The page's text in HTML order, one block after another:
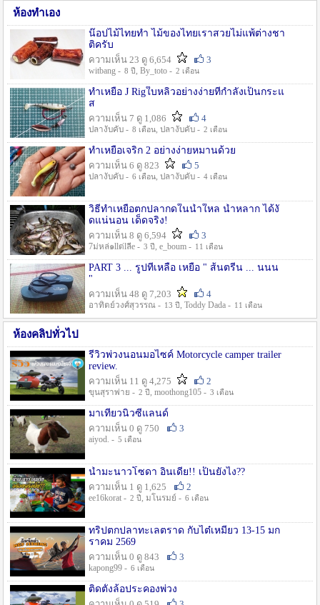
ห้องทำเอง
น๊อปไม้ไทยทำ ไม้ของไทยเราสวยไม่แพ้ต่างชา
ติครับ
ความเห็น 23 ดู 6,654
3
witbang - 8 ปี , By_toto - 2 เดือน
ทำเหยื่อ J Rigใบหลิวอย่างง่ายที่กำลังเป็นกระแ
ส
ความเห็น 7 ดู 1,086
4
ปลางับคับ - 8 เดือน, ปลางับคับ - 2 เดือน
ทำเหยื่อเจริก 2 อย่างง่ายหมานด้วย
ความเห็น 6 ดู 823
5
ปลางับคับ - 6 เดือน, ปลางับคับ - 4 เดือน
วิธีทำเหยื่อตกปลากดในน้ำใหล น้ำหลาก ได้งั
ดแน่นอน เด็ดจริง!
ความเห็น 8 ดู 6,594
3
7ม่หล่๑llต่lลีe - 3 ปี , e_boum - 11 เดือน
PART 3 ... รูปที่เหลือ เหยื่อ " ส้นตรีน ... นนน
"
ความเห็น 48 ดู 7,203
4
อาทิตย์วงศ์สุวรรณ - 13 ปี , Toddy Dada - 11 เดือน
ห้องคลิปทั่วไป
รีวิวพ่วงนอนมอไซค์ Motorcycle camper trailer
review.
ความเห็น 11 ดู 4,275
2
ขุนสุราพ่าย - 2 ปี , moothong105 - 3 เดือน
มาเที่ยวนิวซีแลนด์
ความเห็น 0 ดู 750
3
aiyod. - 5 เดือน
น้ำมะนาวโซดา อินเดีย!! เป็นยังไง??
ความเห็น 1 ดู 1,625
2
ee16korat - 2 ปี , มโนรมย์ - 6 เดือน
ทริปตกปลาทะเลตราด กับไต๋เหมี่ยว 13-15 มก
ราคม 2569
ความเห็น 0 ดู 843
3
kapong99 - 6 เดือน
ติดตั้งล้อประคองพ่วง